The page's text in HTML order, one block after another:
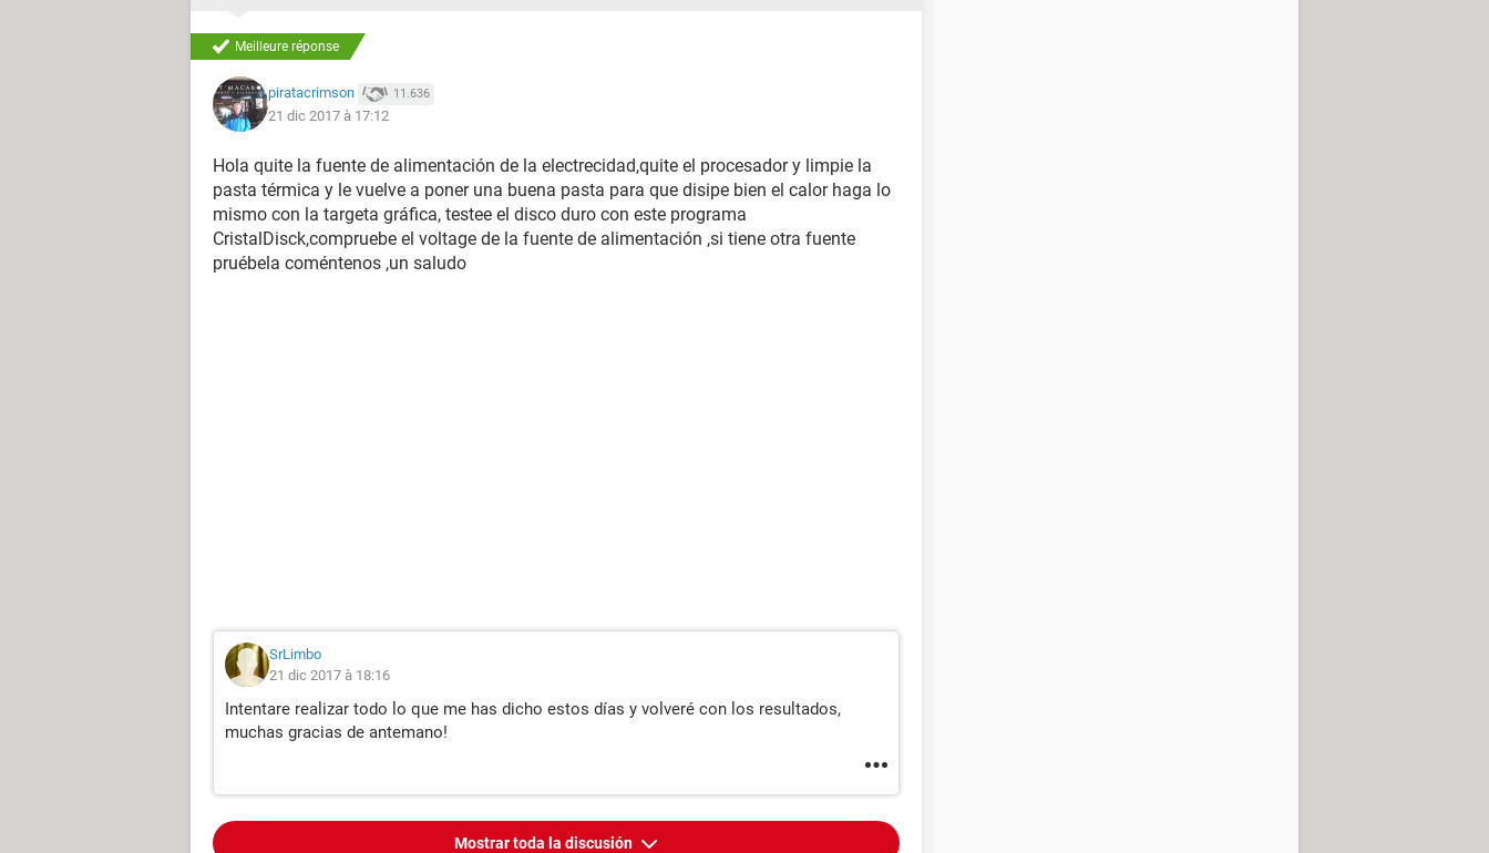
Meilleure réponse
piratacrimson 11.636
21 dic 2017 à 17:12
Hola quite la fuente de alimentación de la electrecidad,quite el procesador y limpie la
pasta térmica y le vuelve a poner una buena pasta para que disipe bien el calor haga lo
mismo con la targeta gráfica, testee el disco duro con este programa
CristalDisck,compruebe el voltage de la fuente de alimentación ,si tiene otra fuente
pruébela coméntenos ,un saludo
SrLimbo
21 dic 2017 à 18:16
Intentare realizar todo lo que me has dicho estos días y volveré con los resultados,
muchas gracias de antemano!
Mostrar toda la discusión